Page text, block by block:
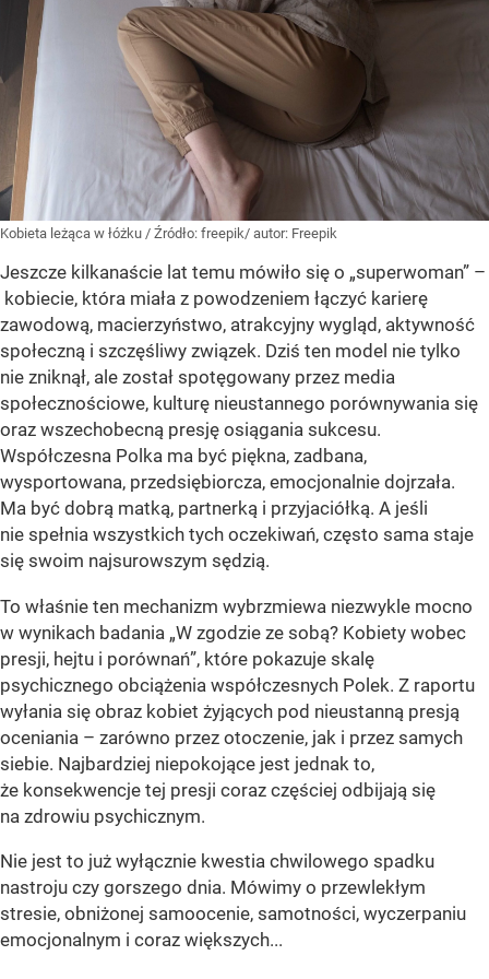
Kobieta leżąca w łóżku / Źródło: freepik/ autor: Freepik
Jeszcze kilkanaście lat temu mówiło się o „superwoman” –
kobiecie, która miała z powodzeniem łączyć karierę
zawodową, macierzyństwo, atrakcyjny wygląd, aktywność
społeczną i szczęśliwy związek. Dziś ten model nie tylko
nie zniknął, ale został spotęgowany przez media
społecznościowe, kulturę nieustannego porównywania się
oraz wszechobecną presję osiągania sukcesu.
Współczesna Polka ma być piękna, zadbana,
wysportowana, przedsiębiorcza, emocjonalnie dojrzała.
Ma być dobrą matką, partnerką i przyjaciółką. A jeśli
nie spełnia wszystkich tych oczekiwań, często sama staje
się swoim najsurowszym sędzią.
To właśnie ten mechanizm wybrzmiewa niezwykle mocno
w wynikach badania „W zgodzie ze sobą? Kobiety wobec
presji, hejtu i porównań”, które pokazuje skalę
psychicznego obciążenia współczesnych Polek. Z raportu
wyłania się obraz kobiet żyjących pod nieustanną presją
oceniania – zarówno przez otoczenie, jak i przez samych
siebie. Najbardziej niepokojące jest jednak to,
że konsekwencje tej presji coraz częściej odbijają się
na zdrowiu psychicznym.
Nie jest to już wyłącznie kwestia chwilowego spadku
nastroju czy gorszego dnia. Mówimy o przewlekłym
stresie, obniżonej samoocenie, samotności, wyczerpaniu
emocjonalnym i coraz większych...